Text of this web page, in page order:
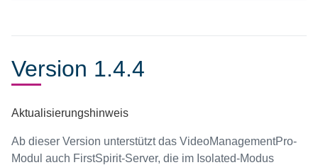
Version 1.4.4
Aktualisierungshinweis
Ab dieser Version unterstützt das VideoManagementPro-
Modul auch FirstSpirit-Server, die im Isolated-Modus